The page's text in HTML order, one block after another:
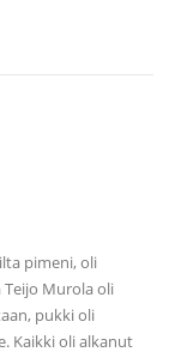
pimeni, oli
Murola oli
pukki oli
Kaikki oli alkanut